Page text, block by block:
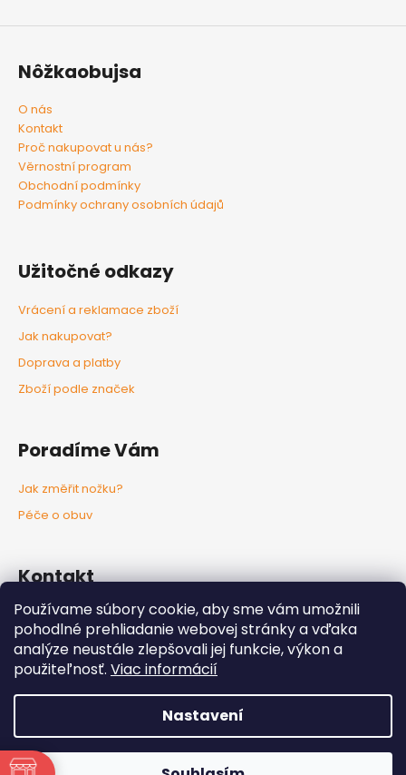
Používame súbory cookie, aby sme vám umožnili
pohodlné prehliadanie webovej stránky a vďaka
analýze neustále zlepšovali jej funkcie, výkon a
použiteľnosť. Viac informácií
Nastavení
Nôžkaobujsa
O nás
Kontakt
Proč nakupovat u nás?
Věrnostní program
Obchodní podmínky
Podmínky ochrany osobních údajů
Užitočné odkazy
Vrácení a reklamace zboží
Jak nakupovat?
Doprava a platby
Zboží podle značek
Poradíme Vám
Jak změřit nožku?
Péče o obuv
Kontakt
info@nozkaobujsa.sk
+421907383063
Nozkaobujsa.sk
Nozkaobujsa
Copyright 2026Nôžkaobujsa. Všechna práva vyhrazena.